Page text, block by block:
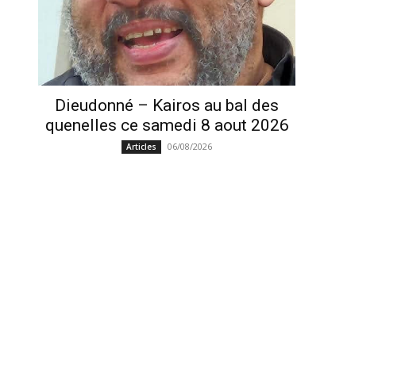
Dieudonné – Kairos au bal des
quenelles ce samedi 8 aout 2026
Articles 06/08/2026